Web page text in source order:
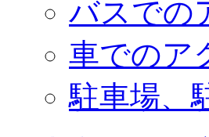
バスでの
車でのア
駐車場、